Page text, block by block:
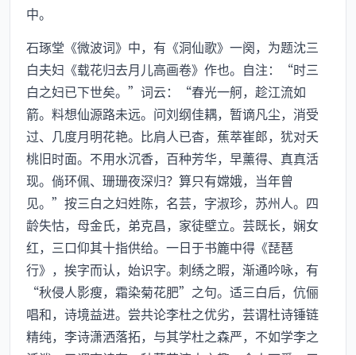
中。
石琢堂《微波词》中，有《洞仙歌》一阕，为题沈三
白夫妇《载花归去月儿高画卷》作也。自注：“时三
白之妇已下世矣。”词云：“春光一舸，趁江流如
箭。料想仙源路未远。问刘纲佳耦，暂谪凡尘，消受
过、几度月明花艳。比肩人已杳，蕉萃崔郎，犹对夭
桃旧时面。不用水沉香，百种芳华，早薰得、真真活
现。倘环佩、珊珊夜深归？算只有嫦娥，当年曾
见。”按三白之妇姓陈，名芸，字淑珍，苏州人。四
龄失怙，母金氏，弟克昌，家徒壁立。芸既长，娴女
红，三口仰其十指供给。一日于书簏中得《琵琶
行》，挨字而认，始识字。刺绣之暇，渐通吟咏，有
“秋侵人影瘦，霜染菊花肥”之句。适三白后，伉俪
唱和，诗境益进。尝共论李杜之优劣，芸谓杜诗锤链
精纯，李诗潇洒落拓，与其学杜之森严，不如学李之